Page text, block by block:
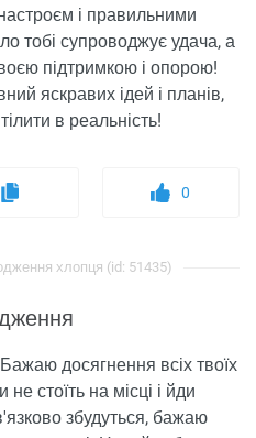
і правильними
тобі супроводжує удача, а
підтримкою і опорою!
яскравих ідей і планів,
в реальність!
0
хлопця (id: 51435)
досягнення всіх твоїх
не стоїть на місці і йди
збудуться, бажаю